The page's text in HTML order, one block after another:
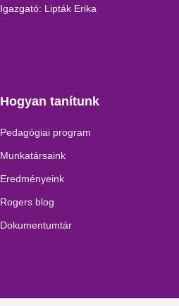
Igazgató: Lipták Erika
Hogyan tanítunk
Pedagógiai program
Munkatársaink
Eredményeink
Rogers blog
Dokumentumtár